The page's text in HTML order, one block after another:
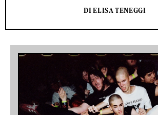
DI ELISA TENEGGI